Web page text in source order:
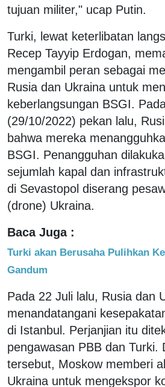
tujuan militer," ucap Putin.
Turki, lewat keterlibatan
Recep Tayyip Erdogan,
mengambil peran sebagai
Rusia dan Ukraina untuk
keberlangsungan BSGI.
(29/10/2022) pekan lalu,
bahwa mereka
BSGI. Penangguhan
sejumlah kapal dan
di Sevastopol diserang
(drone) Ukraina.
Baca Juga :
Turki akan Berusaha Pulihkan
Gandum
Pada 22 Juli lalu, Rusia dan
menandatangani
di Istanbul. Perjanjian itu
pengawasan PBB dan Turki.
tersebut, Moskow memberi
Ukraina untuk mengekspor